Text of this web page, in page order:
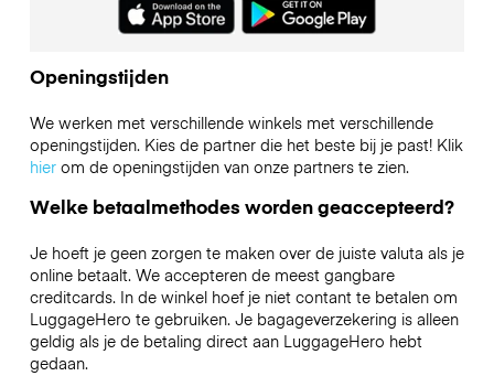
Openingstijden
We werken met verschillende winkels met verschillende
openingstijden. Kies de partner die het beste bij je past! Klik
hierom de openingstijden van onze partners te zien.
Welke betaalmethodes worden geaccepteerd?
Je hoeft je geen zorgen te maken over de juiste valuta als je
online betaalt. We accepteren de meest gangbare
creditcards. In de winkel hoef je niet contant te betalen om
LuggageHero te gebruiken. Je bagageverzekering is alleen
geldig als je de betaling direct aan LuggageHero hebt
gedaan.